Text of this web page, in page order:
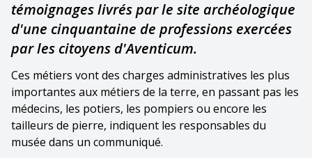
témoignages livrés par le site archéologique
d'une cinquantaine de professions exercées
par les citoyens d'Aventicum.
Ces métiers vont des charges administratives les plus
importantes aux métiers de la terre, en passant pas les
médecins, les potiers, les pompiers ou encore les
tailleurs de pierre, indiquent les responsables du
musée dans un communiqué.